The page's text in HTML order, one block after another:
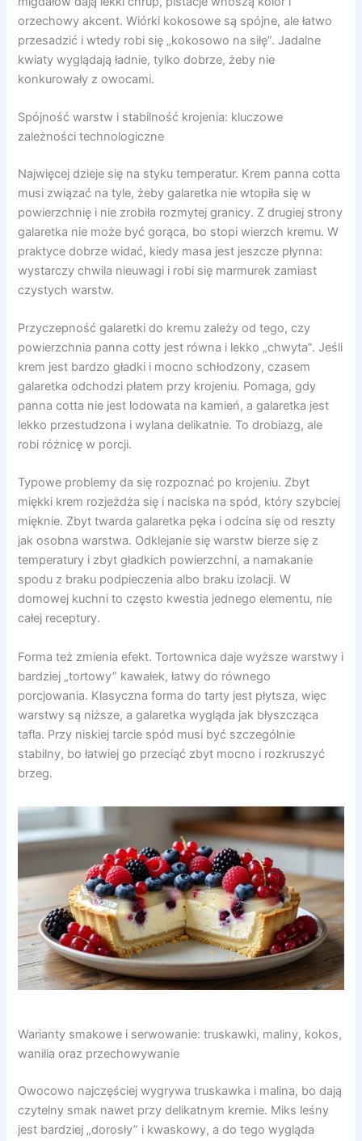
orzechowy akcent. Wiórki kokosowe są spójne, ale łatwo
przesadzić i wtedy robi się „kokosowo na siłę”. Jadalne
kwiaty wyglądają ładnie, tylko dobrze, żeby nie
konkurowały z owocami.
Spójność warstw i stabilność krojenia: kluczowe
zależności technologiczne
Najwięcej dzieje się na styku temperatur. Krem panna cotta
musi związać na tyle, żeby galaretka nie wtopiła się w
powierzchnię i nie zrobiła rozmytej granicy. Z drugiej strony
galaretka nie może być gorąca, bo stopi wierzch kremu. W
praktyce dobrze widać, kiedy masa jest jeszcze płynna:
wystarczy chwila nieuwagi i robi się marmurek zamiast
czystych warstw.
Przyczepność galaretki do kremu zależy od tego, czy
powierzchnia panna cotty jest równa i lekko „chwyta”. Jeśli
krem jest bardzo gładki i mocno schłodzony, czasem
galaretka odchodzi płatem przy krojeniu. Pomaga, gdy
panna cotta nie jest lodowata na kamień, a galaretka jest
lekko przestudzona i wylana delikatnie. To drobiazg, ale
robi różnicę w porcji.
Typowe problemy da się rozpoznać po krojeniu. Zbyt
miękki krem rozjeżdża się i naciska na spód, który szybciej
mięknie. Zbyt twarda galaretka pęka i odcina się od reszty
jak osobna warstwa. Odklejanie się warstw bierze się z
temperatury i zbyt gładkich powierzchni, a namakanie
spodu z braku podpieczenia albo braku izolacji. W
domowej kuchni to często kwestia jednego elementu, nie
całej receptury.
Forma też zmienia efekt. Tortownica daje wyższe warstwy i
bardziej „tortowy” kawałek, łatwy do równego
porcjowania. Klasyczna forma do tarty jest płytsza, więc
warstwy są niższe, a galaretka wygląda jak błyszcząca
tafla. Przy niskiej tarcie spód musi być szczególnie
stabilny, bo łatwiej go przeciąć zbyt mocno i rozkruszyć
brzeg.
Warianty smakowe i serwowanie: truskawki, maliny, kokos,
wanilia oraz przechowywanie
Owocowo najczęściej wygrywa truskawka i malina, bo dają
czytelny smak nawet przy delikatnym kremie. Miks leśny
jest bardziej „dorosły” i kwaskowy, a do tego wygląda